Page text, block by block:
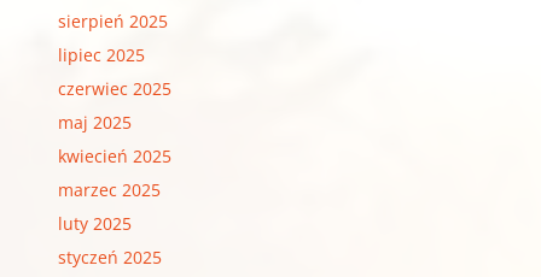
sierpień 2025
lipiec 2025
czerwiec 2025
maj 2025
kwiecień 2025
marzec 2025
luty 2025
styczeń 2025